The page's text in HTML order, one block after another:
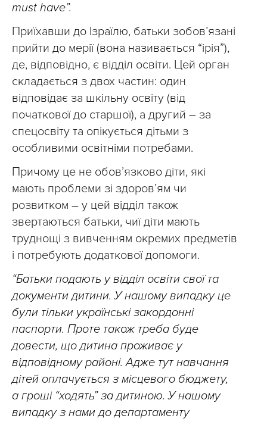
must have”.
Приїхавши до Ізраїлю, батьки зобов’язані
прийти до мерії (вона називається “ірія”),
де, відповідно, є відділ освіти. Цей орган
складається з двох частин: один
відповідає за шкільну освіту (від
початкової до старшої), а другий – за
спецосвіту та опікується дітьми з
особливими освітніми потребами.
Причому це не обов’язково діти, які
мають проблеми зі здоров’ям чи
розвитком – у цей відділ також
звертаються батьки, чиї діти мають
труднощі з вивченням окремих предметів
і потребують додаткової допомоги.
“Батьки подають у відділ освіти свої та
документи дитини. У нашому випадку це
були тільки українські закордонні
паспорти. Проте також треба буде
довести, що дитина проживає у
відповідному районі. Адже тут навчання
дітей оплачується з місцевого бюджету,
а гроші “ходять” за дитиною. У нашому
випадку з нами до департаменту